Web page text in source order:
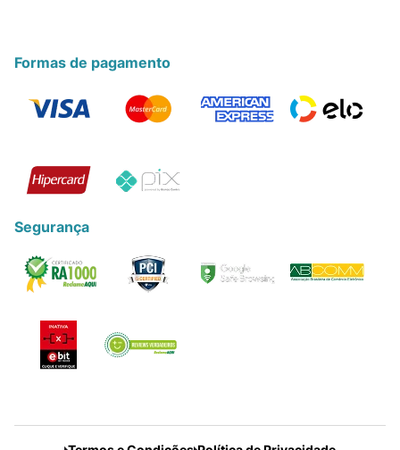
Formas de pagamento
Segurança